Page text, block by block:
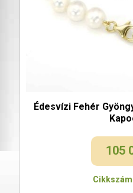
Édesvízi Fehér
105